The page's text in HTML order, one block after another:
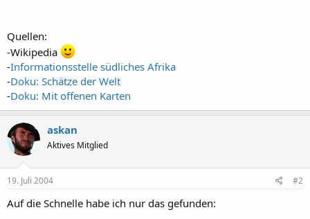
Quellen:
-Wikipedia
-Informationsstelle südliches Afrika
-Doku: Schätze der Welt
-Doku: Mit offenen Karten
askan
Aktives Mitglied
19. Juli 2004 #2
Auf die Schnelle habe ich nur das gefunden: